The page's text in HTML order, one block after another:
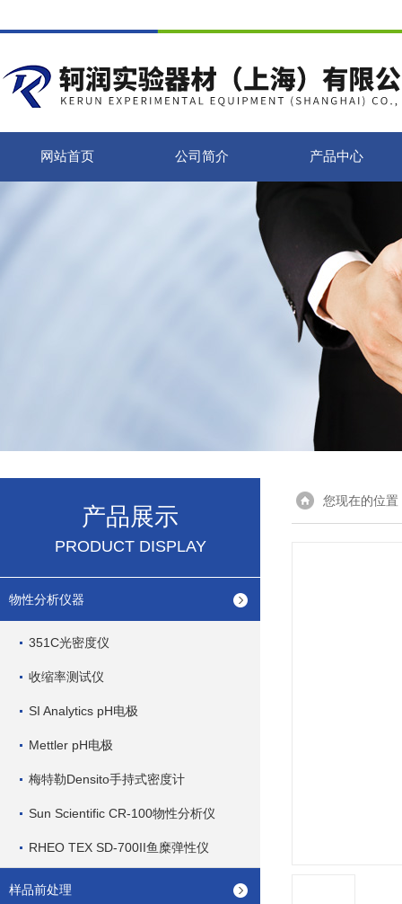
网站首页 公司简介 产品中心
产品展示
PRODUCT DISPLAY
物性分析仪器
351C光密度仪
收缩率测试仪
SI Analytics pH电极
Mettler pH电极
梅特勒Densito手持式密度计
Sun Scientific CR-100物性分析仪
RHEO TEX SD-700II鱼糜弹性仪
样品前处理
您现在的位置